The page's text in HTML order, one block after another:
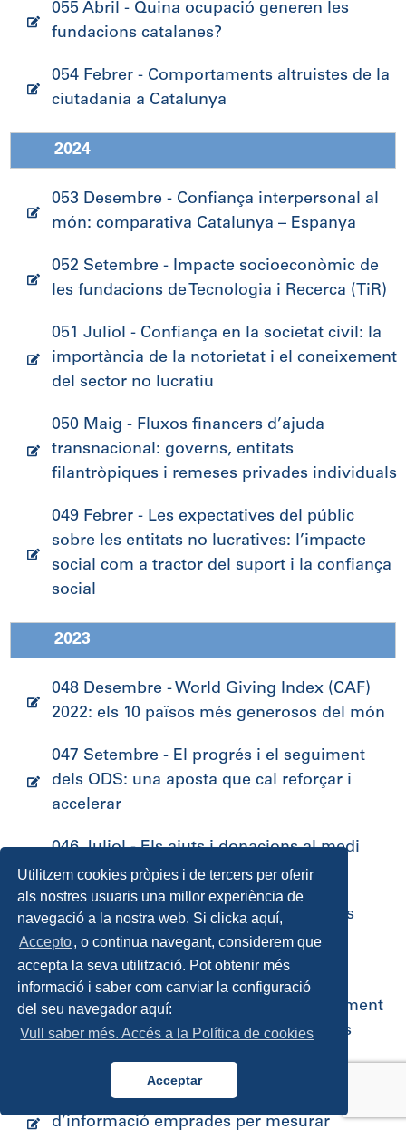
Utilitzem cookies pròpies i de tercers per oferir
als nostres usuaris una millor experiència de
navegació a la nostra web. Si clicka aquí,
Accepto, o continua navegant, considerem que
accepta la seva utilització. Pot obtenir més
informació i saber com canviar la configuració
del seu navegador aquí:
Vull saber més. Accés a la Política de cookies
Acceptar
055 Abril - Quina ocupació generen les
fundacions catalanes?
054 Febrer - Comportaments altruistes de la
ciutadania a Catalunya
2024
053 Desembre - Confiança interpersonal al
món: comparativa Catalunya – Espanya
052 Setembre - Impacte socioeconòmic de
les fundacions de Tecnologia i Recerca (TiR)
051 Juliol - Confiança en la societat civil: la
importància de la notorietat i el coneixement
del sector no lucratiu
050 Maig - Fluxos financers d’ajuda
transnacional: governs, entitats
filantròpiques i remeses privades individuals
049 Febrer - Les expectatives del públic
sobre les entitats no lucratives: l’impacte
social com a tractor del suport i la confiança
social
2023
048 Desembre - World Giving Index (CAF)
2022: els 10 països més generosos del món
047 Setembre - El progrés i el seguiment
dels ODS: una aposta que cal reforçar i
accelerar
046 Juliol - Els ajuts i donacions al medi
ambient de les fundacions europees
045 Maig - Territoris de l’Estat amb més
persones treballadores a fundacions
044 Març - Dones, comunitats locals i
filantropia global: la Xarxa de Finançament
de les dones als Estats Units (Women’s
043 Gener - Ús i utilitat de les fonts
d’informació emprades per mesurar